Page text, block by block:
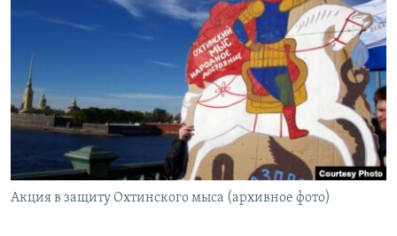
СИБИРЬ.РЕАЛИИ
ПОДПИШИТЕСЬ НА РАССЫЛКУ
СОЦИАЛЬНЫЕ СЕТИ
Акция в защиту Охтинского мыса (архивное фото)